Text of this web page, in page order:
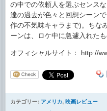
の中での依頼人を選ぶセンス
達の過去が色々と回想シーン
作の不気味キャラまで)。ちな
ーンは、ロケ中に急遽入れた
オフィシャルサイト： http://
カテゴリー: アメリカ, 映画レビュー